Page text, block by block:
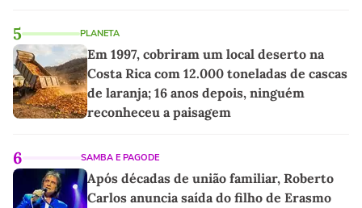
5 PLANETA
Em 1997, cobriram um local deserto na
Costa Rica com 12.000 toneladas de cascas
de laranja; 16 anos depois, ninguém
reconheceu a paisagem
6 SAMBA E PAGODE
Após décadas de união familiar, Roberto
Carlos anuncia saída do filho de Erasmo